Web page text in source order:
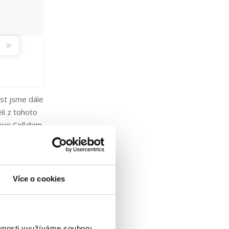
Více o cookies
jsme dále
z tohoto
Collabim.
slov?,
ucelený